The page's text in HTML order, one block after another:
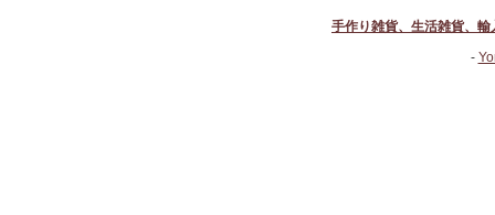
手作り雑貨、生活雑貨、
-